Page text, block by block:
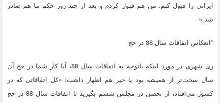
ایرانی را قبول کنم. من هم قبول کردم و بعد از چند روز حکم ما هم صادر
شد.»
*انعکاس اتفاقات سال 88 در حج
ری شهری در مورد اینکه باتوجه به اتفاقات سال 88، آیا کار شما در حج آن
سال سخت‌تر از همیشه بود یا خیر هم اظهار داشت: «کل اتفاقاتی که در
کشور می‌افتاد، از تحصن در مجلس ششم بگیرید تا اتفاقات سال 88 در حج